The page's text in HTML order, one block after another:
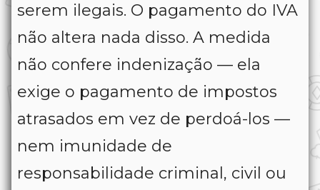
serem ilegais. O pagamento do IVA
não altera nada disso. A medida
não confere indenização — ela
exige o pagamento de impostos
atrasados em vez de perdoá-los —
nem imunidade de
responsabilidade criminal, civil ou